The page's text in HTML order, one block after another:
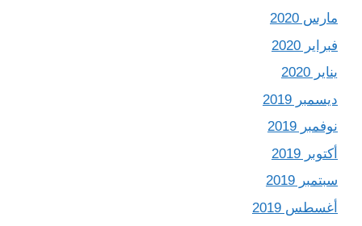
مارس 2020
فبراير 2020
يناير 2020
ديسمبر 2019
نوفمبر 2019
أكتوبر 2019
سبتمبر 2019
أغسطس 2019